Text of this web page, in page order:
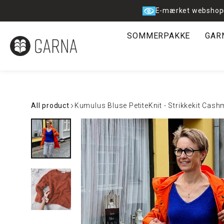
E-mærket webshop
SOMMERPAKKE
All product Kumulus Bluse PetiteKnit - Strikkekit